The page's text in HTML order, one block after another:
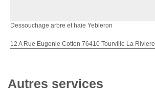
Dessouchage arbre et haie Yebleron
12 A Rue Eugenie Cotton 76410 Tourville La Riviere
Autres services